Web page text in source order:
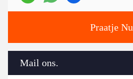
Praatje Nu
Mail ons.